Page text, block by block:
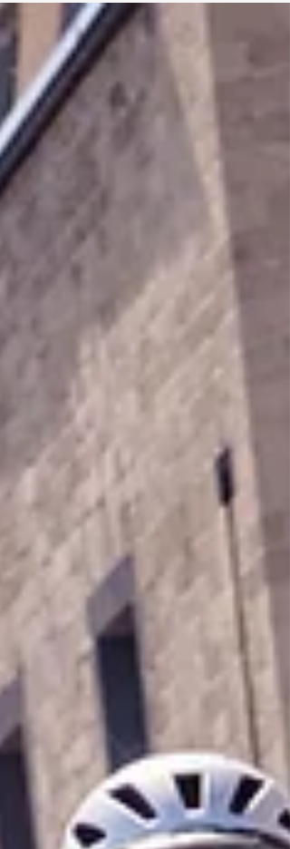
een elektrische fiets misschien voldoende is.
e‑bike lijkt immers een logische stap: je hoeft
minder hard te trappen, je komt verder en het
voelt vertrouwd. Toch blijkt in de praktijk dat
een mobiliteitsfiets voor veel mensen een veel
betere keuze is. Niet omdat een elektrische
slecht is, maar omdat een mobiliteitsfiets
ontworpen is voor een heel andere behoefte:
stabiliteit, v